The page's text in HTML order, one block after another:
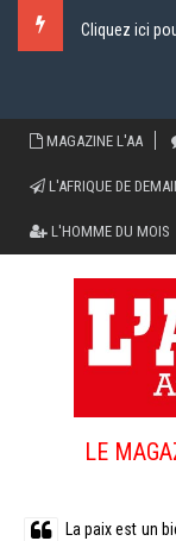
Cliquez ici
MAGAZINE L'AA
L'AFRIQUE DE
L'HOMME DU MOIS
LE
La paix est un